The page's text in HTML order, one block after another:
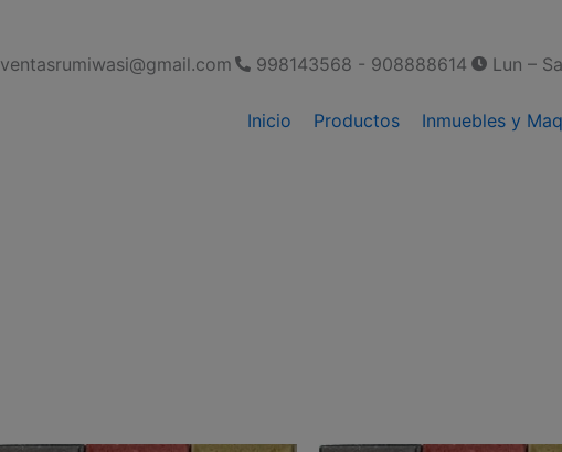
ventasrumiwasi@gmail.com 998143568 - 908888614 Lun –
Inicio Productos Inmuebles y